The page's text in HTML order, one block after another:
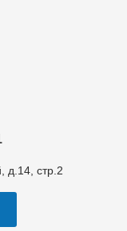
д.14, стр.2